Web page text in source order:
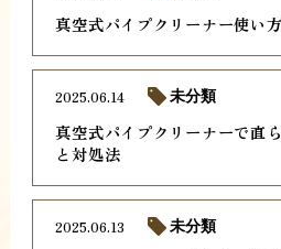
真空式パイプクリーナー使い
真空式パイプクリーナーで直
と対処法
2025.06.14 未分類
2025.06.13 未分類